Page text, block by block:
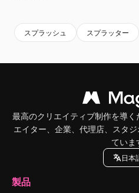
スプラッシュ スプラッター
最高のクリエイティブ制作を導
エイター、企業、代理店、スタ
ていま
日本
製品